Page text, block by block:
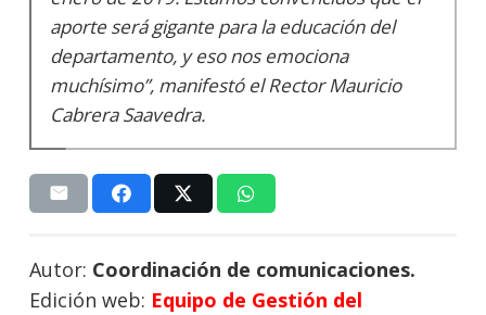
aporte será gigante para la educación del
departamento, y eso nos emociona
muchísimo”, manifestó el Rector Mauricio
Cabrera Saavedra.
Autor: Coordinación de comunicaciones.
Edición web: Equipo de Gestión del